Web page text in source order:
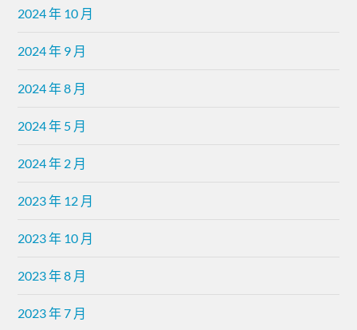
2024 年 10 月
2024 年 9 月
2024 年 8 月
2024 年 5 月
2024 年 2 月
2023 年 12 月
2023 年 10 月
2023 年 8 月
2023 年 7 月